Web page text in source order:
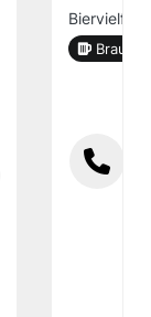
Biervielfalt